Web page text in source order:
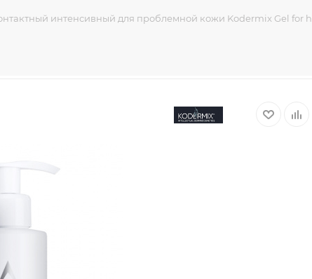
интенсивный для проблемной кожи Kodermix Gel for